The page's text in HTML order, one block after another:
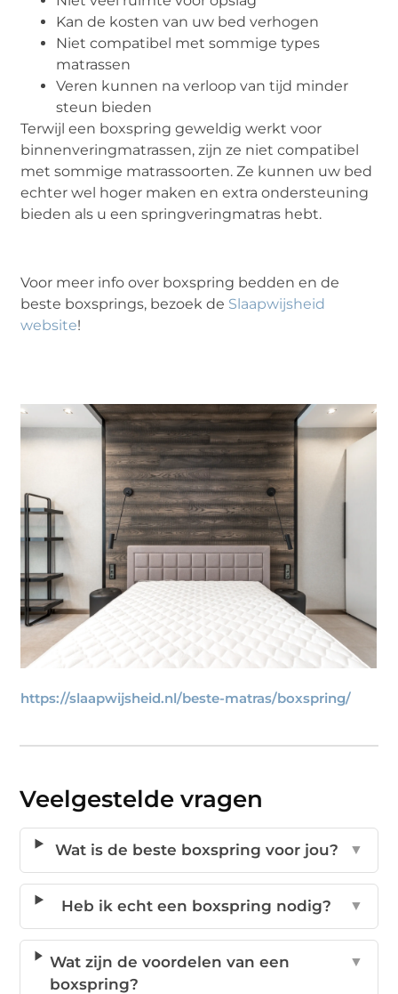
Kan de kosten van uw bed verhogen
Niet compatibel met sommige types
matrassen
Veren kunnen na verloop van tijd minder
steun bieden
Terwijl een boxspring geweldig werkt voor
binnenveringmatrassen, zijn ze niet compatibel
met sommige matrassoorten. Ze kunnen uw bed
echter wel hoger maken en extra ondersteuning
bieden als u een springveringmatras hebt.
Voor meer info over boxspring bedden en de
beste boxsprings, bezoek de Slaapwijsheid
website!
https://slaapwijsheid.nl/beste-matras/boxspring/
Veelgestelde vragen
Wat is de beste boxspring voor jou? ▼
Heb ik echt een boxspring nodig? ▼
Wat zijn de voordelen van een
boxspring?
▼